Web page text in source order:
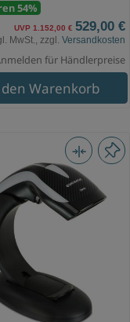
54%
UVP 1.152,00 € 529,00 €
MwSt., zzgl. Versandkosten
für Händlerpreise
Warenkorb